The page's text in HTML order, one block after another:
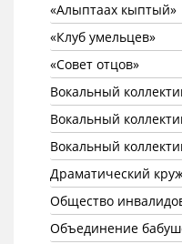
«Алыптаах кыптый»
«Клуб умельцев»
«Совет отцов»
Вокальный
Вокальный
Вокальный
Драматический
Общество
Объединение